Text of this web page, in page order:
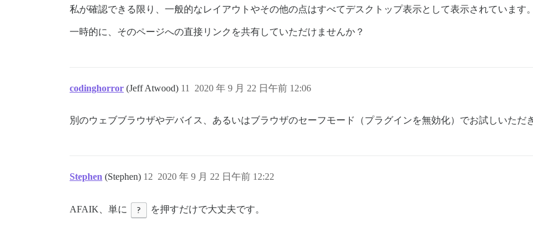
私が確認できる限り、一般的なレイアウトやその他の点はすべてデスクトップ表示として表示されています。
一時的に、そのページへの直接リンクを共有していただけませんか？
codinghorror (Jeff Atwood) 2020 年 9 月 22 日午前 12:06
11
別のウェブブラウザやデバイス、あるいはブラウザのセーフモード（プラグインを無効化）でお試しいただ
Stephen (Stephen) 2020 年 9 月 22 日午前 12:22
12
AFAIK、単に ? を押すだけで大丈夫です。